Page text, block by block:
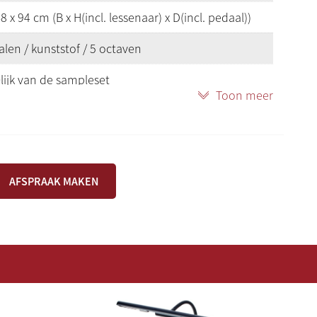
x 94 cm (B x H(incl. lessenaar) x D(incl. pedaal))
/ kunststof / 5 octaven
van de sampleset
32 Gb werkgeheugen, i7 processor, 500 Gb
Toon meer
AFSPRAAK MAKEN